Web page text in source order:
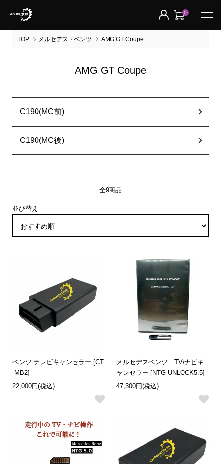
0
TOP メルセデス・ベンツ AMG GT Coupe
AMG GT Coupe
グループ一覧
C190(MC前)
C190(MC後)
全9商品
並び替え
ベンツ テレビキャンセラー [CT
-MB2]
22,000円(税込)
メルセデスベンツ TV/ナビキ
ャンセラー [NTG UNLOCK5.5]
47,300円(税込)